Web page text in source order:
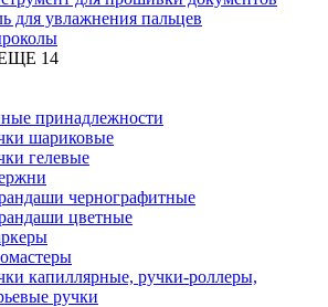
для увлажнения пальцев
14
принадлежности
шариковые
гелевые
чернографитные
цветные
капиллярные, ручки-роллеры,
ручки